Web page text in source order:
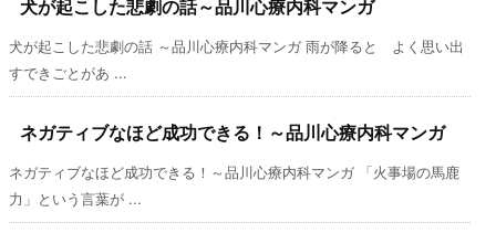
犬が起こした悲劇の話～品川心療内科マンガ
犬が起こした悲劇の話 ～品川心療内科マンガ 雨が降ると よく思い出
すできごとがあ ...
ネガティブなほど成功できる！～品川心療内科マンガ
ネガティブなほど成功できる！～品川心療内科マンガ 「火事場の馬鹿
力」という言葉が ...